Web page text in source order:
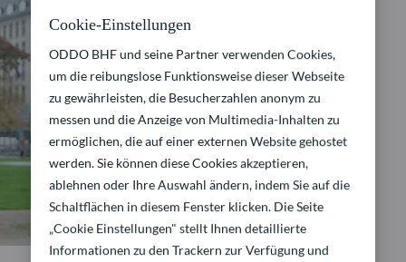
Cookie-Einstellungen
ODDO BHF und seine Partner verwenden Cookies,
um die reibungslose Funktionsweise dieser Webseite
zu gewährleisten, die Besucherzahlen anonym zu
messen und die Anzeige von Multimedia-Inhalten zu
ermöglichen, die auf einer externen Website gehostet
werden. Sie können diese Cookies akzeptieren,
ablehnen oder Ihre Auswahl ändern, indem Sie auf die
Schaltflächen in diesem Fenster klicken. Die Seite
„Cookie Einstellungen" stellt Ihnen detaillierte
Informationen zu den Trackern zur Verfügung und